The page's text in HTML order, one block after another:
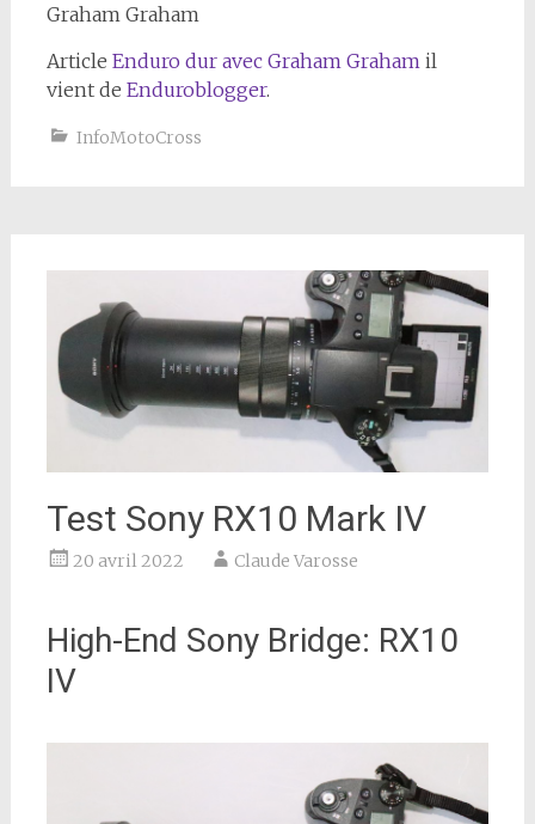
Graham Graham
Article Enduro dur avec Graham Grahamil
vient de Enduroblogger.
InfoMotoCross
Test Sony RX10 Mark IV
20 avril 2022 Claude Varosse
High-End Sony Bridge: RX10
IV